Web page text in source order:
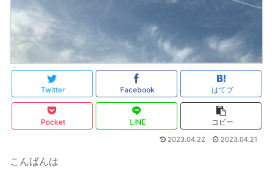
Twitter Facebook はてブ
Pocket LINE コピー
2023.04.22 2023.04.21
こんばんは